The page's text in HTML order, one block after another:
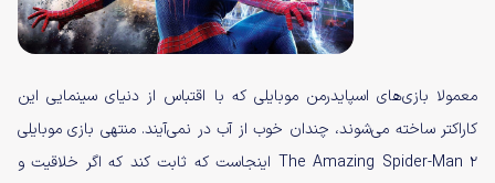
معمولا بازی‌های اسپایدرمن موبایلی که با اقتباس از دنیای سینمایی این
کاراکتر ساخته می‌شوند، چندان خوب از آب در نمی‌آیند. منتهی بازی موبایلی
The Amazing Spider-Man 2 اینجاست که ثابت کند که اگر خلاقیت و